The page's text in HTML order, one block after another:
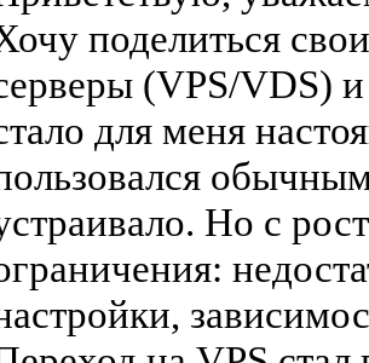
поделиться
(VPS/VDS) и
для меня
Но с